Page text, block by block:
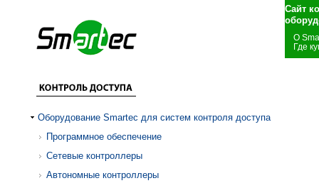
Сайт
О
Где
Оборудование Smartec для систем контроля доступа
Программное обеспечение
Сетевые контроллеры
Автономные контроллеры